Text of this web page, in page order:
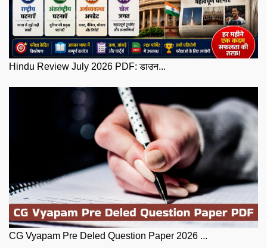
Hindu Review July 2026 PDF: डाउन...
CG Vyapam Pre Deled Question Paper 2026 ...